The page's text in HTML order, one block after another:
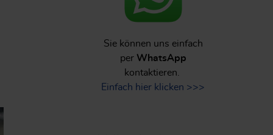
Sie können uns einfach
per WhatsApp
kontaktieren.
Einfach hier klicken >>>